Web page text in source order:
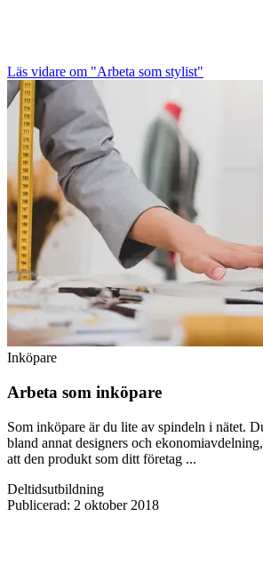
Läs vidare om "Arbeta som stylist"
Inköpare
Arbeta som inköpare
Som inköpare är du lite av spindeln i nätet.
bland annat designers och
att den produkt som ditt företag ...
Deltidsutbildning
Publicerad: 2 oktober 2018